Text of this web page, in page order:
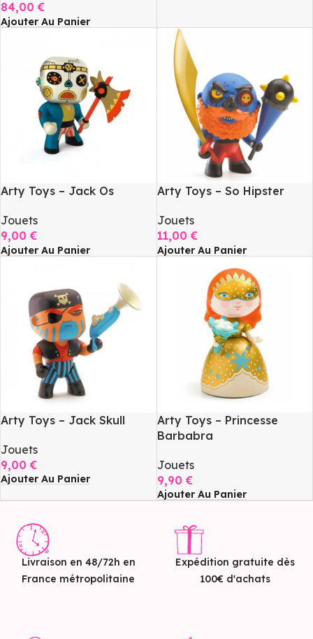
84,00€
Ajouter Au Panier
Arty Toys – Jack Os
Jouets
9,00€
Ajouter Au Panier
Arty Toys – So Hipster
Jouets
11,00€
Ajouter Au Panier
Arty Toys – Jack Skull
Jouets
9,00€
Ajouter Au Panier
Arty Toys – Princesse
Barbabra
Jouets
9,90€
Ajouter Au Panier
Livraison en 48/72h en
France métropolitaine
Expédition gratuite dès
100€ d'achats